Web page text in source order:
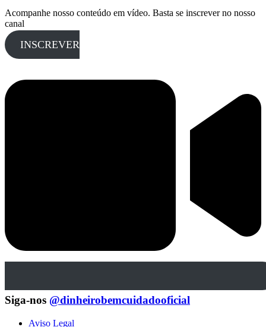
Acompanhe nosso conteúdo em vídeo. Basta se inscrever no nosso
canal
INSCREVER
Siga-nos @dinheirobemcuidadooficial
Aviso Legal